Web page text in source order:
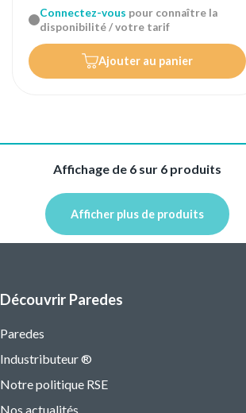
Connectez-vous pour connaître la
disponibilité / votre tarif
Ajouter au panier
Affichage de 6 sur 6 produits
Afficher plus de produits
Découvrir Paredes
Paredes
Industributeur ®
Notre politique RSE
Nos actualités